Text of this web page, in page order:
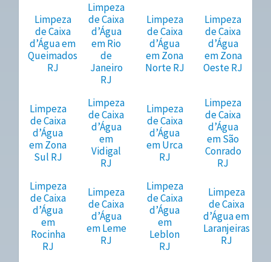
Limpeza
de Caixa
d’Água em
Queimados
RJ
Limpeza
de Caixa
d’Água
em Rio
de
Janeiro
RJ
Limpeza
de Caixa
d’Água
em Zona
Norte RJ
Limpeza
de Caixa
d’Água
em Zona
Oeste RJ
Limpeza
de Caixa
d’Água
em Zona
Sul RJ
Limpeza
de Caixa
d’Água
em
Vidigal
RJ
Limpeza
de Caixa
d’Água
em Urca
RJ
Limpeza
de Caixa
d’Água
em São
Conrado
RJ
Limpeza
de Caixa
d’Água
em
Rocinha
RJ
Limpeza
de Caixa
d’Água
em Leme
RJ
Limpeza
de Caixa
d’Água
em
Leblon
RJ
Limpeza
de Caixa
d’Água em
Laranjeiras
RJ